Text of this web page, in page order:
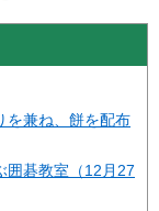
兼ね、餅を配布
碁教室（12月27